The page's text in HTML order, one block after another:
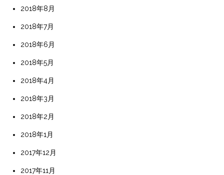
2018年8月
2018年7月
2018年6月
2018年5月
2018年4月
2018年3月
2018年2月
2018年1月
2017年12月
2017年11月